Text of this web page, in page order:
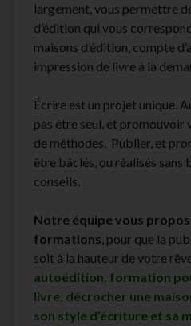
largement, vous permettre
d’édition qui vous
maisons d’édition, compte
impression de livre à la
Écrire est un projet unique.
pas être seul, et
de méthodes. Publier, et
être bâclés, ou réalisés sans
conseils.
Notre équipe vous
formations, pour que la
soit à la hauteur de votre
autoédition, formation
livre, décrocher une
son style d’écriture et sa